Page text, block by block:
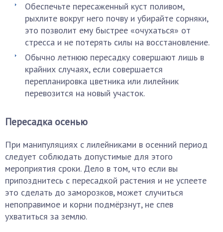
Обеспечьте пересаженный куст поливом,
рыхлите вокруг него почву и убирайте сорняки,
это позволит ему быстрее «очухаться» от
стресса и не потерять силы на восстановление.
Обычно летнюю пересадку совершают лишь в
крайних случаях, если совершается
перепланировка цветника или лилейник
перевозится на новый участок.
Пересадка осенью
При манипуляциях с лилейниками в осенний период
следует соблюдать допустимые для этого
мероприятия сроки. Дело в том, что если вы
припозднитесь с пересадкой растения и не успеете
это сделать до заморозков, может случиться
непоправимое и корни подмёрзнут, не спев
ухватиться за землю.